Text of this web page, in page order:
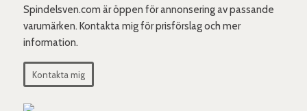
Spindelsven.com är öppen för annonsering av passande
varumärken. Kontakta mig för prisförslag och mer
information.
Kontakta mig